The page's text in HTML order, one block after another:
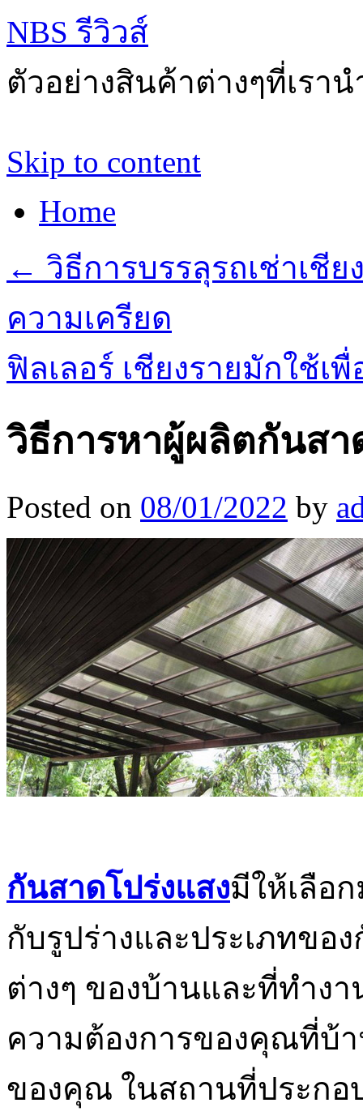
NBS รีวิวส์
ตัวอย่างสินค้าต่างๆที่เรา
Skip to content
Home
← วิธีการบรรลุรถเช่าเชี
ความเครียด
ฟิลเลอร์ เชียงรายมักใช้
วิธีการหาผู้ผลิตกันสา
Posted on 08/01/2022 by
กันสาดโปร่งแสงมีให้เลือ
กับรูปร่างและประเภทขอ
ต่างๆ ของบ้านและที่ทำง
ความต้องการของคุณที่บ้
ของคุณ ในสถานที่ประก